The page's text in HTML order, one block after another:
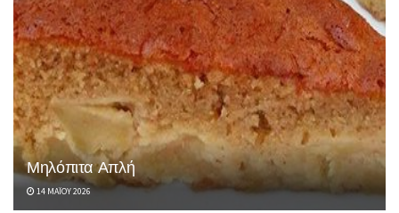
Μηλόπιτα Απλή
14 ΜΑΪ́ΟΥ 2026